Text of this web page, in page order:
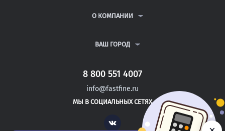
РЕФЕРАТЫ
ВОПРОСЫ И ОТВЕТЫ
ПОЛИТИКА КОНФИДЕНЦИАЛЬНОСТИ
О КОМПАНИИ
КОНТАКТЫ
ВАШ ГОРОД
САНКТ-ПЕТЕРБУРГ
АЛЬМЕТЬЕВСК
БЛАГОВЕЩЕНСК
8 800 551 4007
info@fastfine.ru
МЫ В СОЦИАЛЬНЫХ СЕТЯХ
Vk